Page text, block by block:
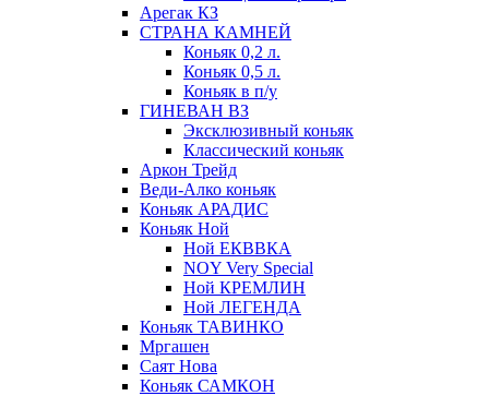
Арегак КЗ
СТРАНА КАМНЕЙ
Коньяк 0,2 л.
Коньяк 0,5 л.
Коньяк в п/у
ГИНЕВАН ВЗ
Эксклюзивный коньяк
Классический коньяк
Аркон Трейд
Веди-Алко коньяк
Коньяк АРАДИС
Коньяк Ной
Ной ЕКВВКА
NOY Very Special
Ной КРЕМЛИН
Ной ЛЕГЕНДА
Коньяк ТАВИНКО
Мргашен
Саят Нова
Коньяк САМКОН